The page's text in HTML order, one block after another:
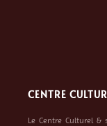
CENTRE
Le Centre Culturel